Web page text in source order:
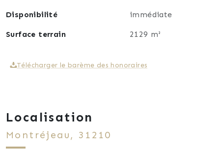
Disponibilité immédiate
Surface terrain 2129 m²
Télécharger le barème des honoraires
Localisation
Montréjeau, 31210